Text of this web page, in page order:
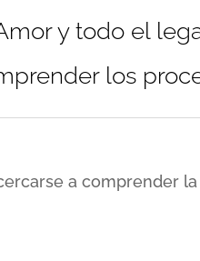
y todo el
los
a comprender